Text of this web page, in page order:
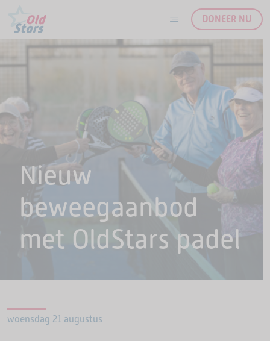
Ga naar de inhoud
DONEER NU
Nieuw
beweegaanbod
met OldStars padel
woensdag 21 augustus